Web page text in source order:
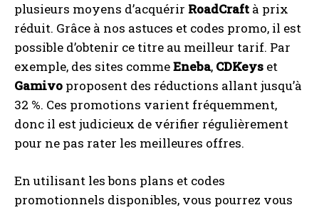
plusieurs moyens d’acquérir RoadCraft à prix
réduit. Grâce à nos astuces et codes promo, il est
possible d’obtenir ce titre au meilleur tarif. Par
exemple, des sites commeEneba, CDKeys et
Gamivo proposent des réductions allant jusqu’à
32 %. Ces promotions varient fréquemment,
donc il est judicieux de vérifier régulièrement
pour ne pas rater les meilleures offres.
En utilisant les bons plans et codes
promotionnels disponibles, vous pourrez vous